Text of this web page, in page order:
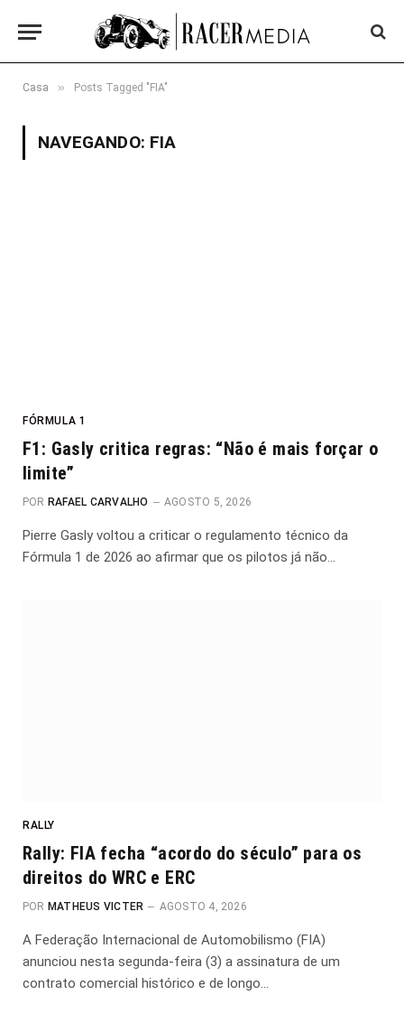
Casa » Posts Tagged "FIA"
NAVEGANDO: FIA
FÓRMULA 1
F1: Gasly critica regras: “Não é mais forçar o
limite”
POR RAFAEL CARVALHO AGOSTO 5, 2026
Pierre Gasly voltou a criticar o regulamento técnico da
Fórmula 1 de 2026 ao afirmar que os pilotos já não…
RALLY
Rally: FIA fecha “acordo do século” para os
direitos do WRC e ERC
POR MATHEUS VICTER AGOSTO 4, 2026
A Federação Internacional de Automobilismo (FIA)
anunciou nesta segunda-feira (3) a assinatura de um
contrato comercial histórico e de longo…